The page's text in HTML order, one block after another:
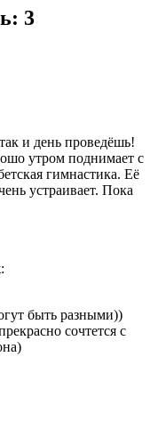
3
и день проведёшь!
утром поднимает с
гимнастика. Её
устраивает. Пока
:
быть разными))
сочтется с